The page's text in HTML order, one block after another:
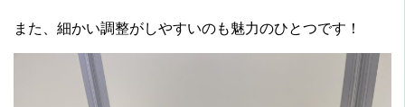
また、細かい調整がしやすいのも魅力のひとつです！